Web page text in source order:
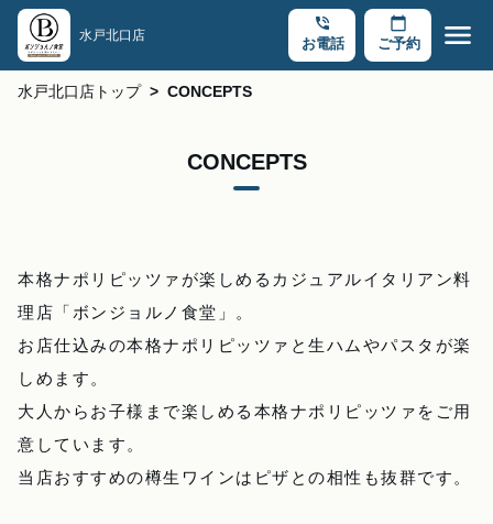
phone_in_talk
お電話
calendar_today
ご予約 menu
水戸北口店
水戸北口店トップ CONCEPTS
CONCEPTS
本格ナポリピッツァが楽しめるカジュアルイタリアン料
理店「ボンジョルノ食堂」。
お店仕込みの本格ナポリピッツァと生ハムやパスタが楽
しめます。
大人からお子様まで楽しめる本格ナポリピッツァをご用
意しています。
当店おすすめの樽生ワインはピザとの相性も抜群です。